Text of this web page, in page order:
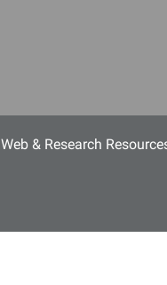
Web & Research